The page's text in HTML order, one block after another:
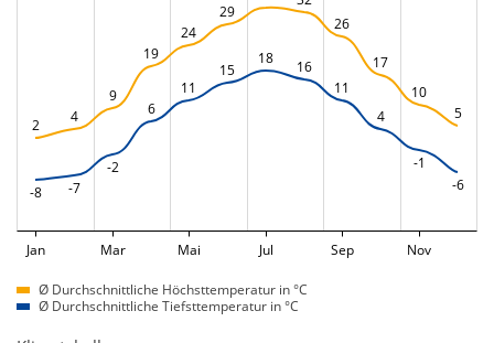
2 4
9
19
24
29
26
17
10
5
-8 -7
-2
6
11
15
18
16
11
4
-1
-6
Jan Mar Mai Jul Sep Nov
Ø Durchschnittliche Höchsttemperatur in °C
Ø Durchschnittliche Tiefsttemperatur in °C